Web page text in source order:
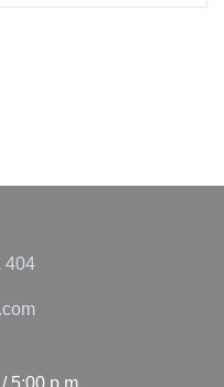
404
5:00 p.m.